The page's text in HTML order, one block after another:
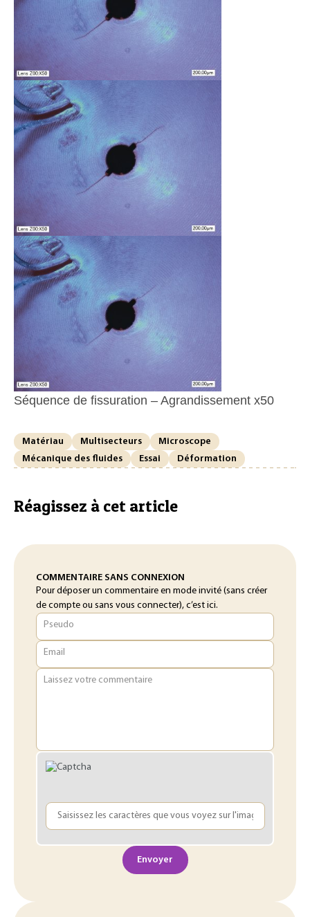
Séquence de fissuration – Agrandissement x50
Matériau Multisecteurs
Microscope
Mécanique des fluides
Essai Déformation
Réagissez à cet article
COMMENTAIRE SANS CONNEXION
Pour déposer un commentaire en mode invité (sans créer
de compte ou sans vous connecter), c’est ici.
Pseudo
Email
Laissez votre commentaire
Envoyer